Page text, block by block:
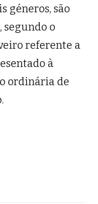
géneros, são
segundo o
referente a
à
ordinária de